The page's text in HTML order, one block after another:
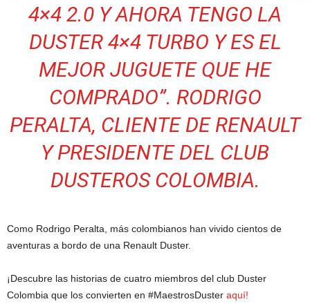
4×4 2.0 Y AHORA TENGO LA
DUSTER 4×4 TURBO Y ES EL
MEJOR JUGUETE QUE HE
COMPRADO”. RODRIGO
PERALTA, CLIENTE DE RENAULT
Y PRESIDENTE DEL CLUB
DUSTEROS COLOMBIA.
Como Rodrigo Peralta, más colombianos han vivido cientos de
aventuras a bordo de una Renault Duster.
¡Descubre las historias de cuatro miembros del club Duster
Colombia que los convierten en #MaestrosDuster aquí!